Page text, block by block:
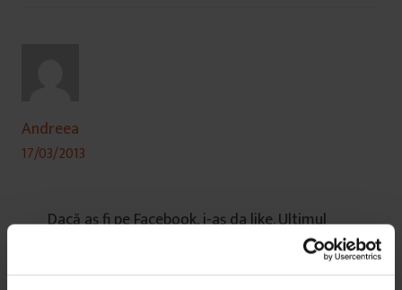
Andreea
17/03/2013
Dacă aș fi pe Facebook, i-aș da like. Ultimul